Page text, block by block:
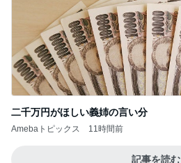
二千万円がほしい義姉の言い分
Amebaトピックス 11時間前
記事を読む